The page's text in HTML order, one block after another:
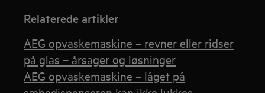
Relaterede artikler
AEG opvaskemaskine – revner eller ridser
på glas – årsager og løsninger
AEG opvaskemaskine – låget på